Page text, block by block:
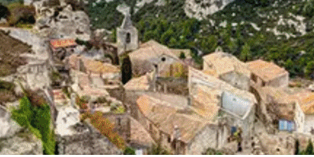
Missions
Gouvernance
Projets
Partenaires
Contacts
Ajoutez un logo, un bouton, des réseaux sociaux
Cliquez pour éditer